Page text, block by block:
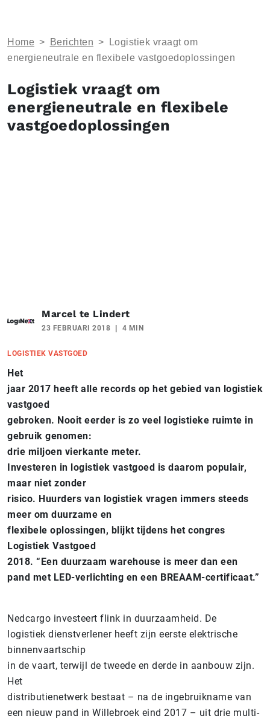
Home > Berichten >
Logistiek vraagt om
energieneutrale en flexibele vastgoedoplossingen
Logistiek vraagt om
energieneutrale en flexibele
vastgoedoplossingen
Marcel te Lindert
23 FEBRUARI 2018 4 MIN
LOGISTIEK VASTGOED
Het
jaar 2017 heeft alle records op het gebied van logistiek
vastgoed
gebroken. Nooit eerder is zo veel logistieke ruimte in
gebruik genomen:
drie miljoen vierkante meter.
Investeren in logistiek vastgoed is daarom populair,
maar niet zonder
risico. Huurders van logistiek vragen immers steeds
meer om duurzame en
flexibele oplossingen, blijkt tijdens het congres
Logistiek Vastgoed
2018. “Een duurzaam warehouse is meer dan een
pand met LED-verlichting en een BREAAM-certificaat.”
Nedcargo investeert flink in duurzaamheid. De
logistiek dienstverlener heeft zijn eerste elektrische
binnenvaartschip
in de vaart, terwijl de tweede en derde in aanbouw zijn.
Het
distributienetwerk bestaat – na de ingebruikname van
een nieuw pand in Willebroek eind 2017 – uit drie multi-